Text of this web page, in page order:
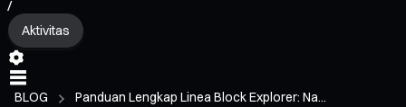
/
Aktivitas
BLOG Panduan Lengkap Linea Block Explorer: Na...